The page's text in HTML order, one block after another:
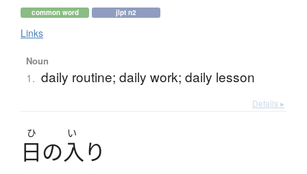
common word jlpt n2
Links
Noun
1. daily routine; daily work; daily lesson
Details ▸
ひ い
日の入り